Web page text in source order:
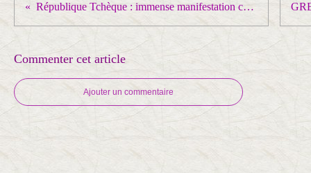
République Tchèque : immense manifestation contre l’alignement politique systématique de ses dirigeants sur des choix contraire aux intérêts nationaux
Commenter cet article
Ajouter un commentaire